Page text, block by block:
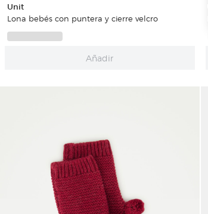
Unit
Lona bebés con puntera y cierre velcro
Añadir